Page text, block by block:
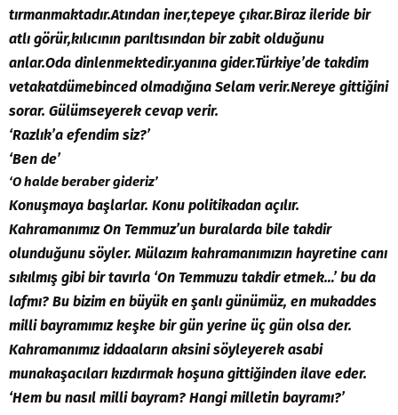
tırmanmaktadır.Atından iner,tepeye çıkar.Biraz ileride bir
atlı görür,kılıcının parıltısından bir zabit olduğunu
anlar.Oda dinlenmektedir.yanına gider.Türkiye’de takdim
vetakatdümebinced olmadığına Selam verir.Nereye gittiğini
sorar. Gülümseyerek cevap verir.
‘Razlık’a efendim siz?’
‘Ben de’
‘O halde beraber gideriz’
Konuşmaya başlarlar. Konu politikadan açılır.
Kahramanımız On Temmuz’un buralarda bile takdir
olunduğunu söyler. Mülazım kahramanımızın hayretine canı
sıkılmış gibi bir tavırla ‘On Temmuzu takdir etmek…’ bu da
lafmı? Bu bizim en büyük en şanlı günümüz, en mukaddes
milli bayramımız keşke bir gün yerine üç gün olsa der.
Kahramanımız iddaaların aksini söyleyerek asabi
munakaşacıları kızdırmak hoşuna gittiğinden ilave eder.
‘Hem bu nasıl milli bayram? Hangi milletin bayramı?’